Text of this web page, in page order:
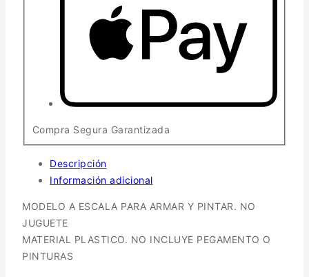
Compra Segura Garantizada
Descripción
Información adicional
MODELO A ESCALA PARA ARMAR Y PINTAR. NO
JUGUETE
MATERIAL PLASTICO. NO INCLUYE PEGAMENTO O
PINTURAS